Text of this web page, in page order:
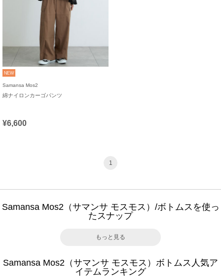
NEW
Samansa Mos2
綿ナイロンカーゴパンツ
¥6,600
1
Samansa Mos2（サマンサ モスモス）/ボトムスを使っ
たスナップ
もっと見る
Samansa Mos2（サマンサ モスモス）ボトムス人気ア
イテムランキング